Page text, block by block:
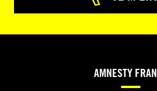
AMNESTY